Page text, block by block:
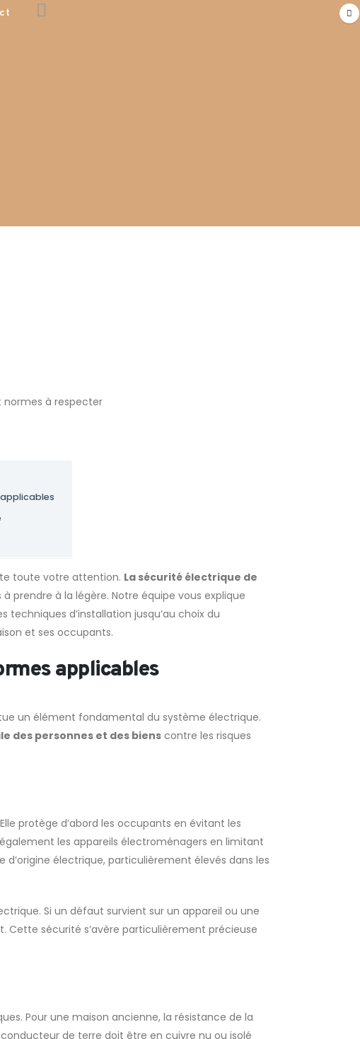
toute votre attention. La sécurité électrique de
prendre à la légère. Notre équipe vous explique
techniques d’installation jusqu’au choix du
et ses occupants.
applicables
un élément fondamental du système électrique.
des personnes et des biens contre les risques
protège d’abord les occupants en évitant les
les appareils électroménagers en limitant
d’origine électrique, particulièrement élevés dans les
Si un défaut survient sur un appareil ou une
sécurité s’avère particulièrement précieuse
Pour une maison ancienne, la résistance de la
de terre doit être en cuivre nu ou isolé